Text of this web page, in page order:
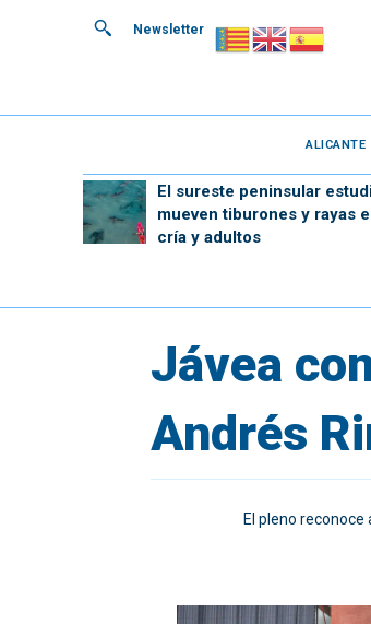
Newsletter
ALICANTE
El sureste peninsular
mueven tiburones y rayas
cría y adultos
Jávea
Andrés
El pleno